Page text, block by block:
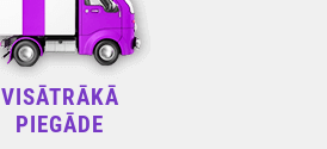
VISĀTRĀKĀ
PIEGĀDE